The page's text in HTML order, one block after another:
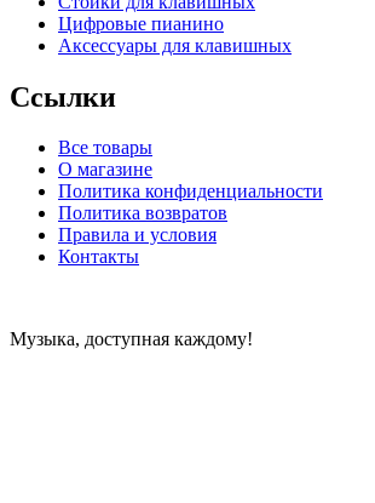
Цифровые пианино
Аксессуары для клавишных
Ссылки
Все товары
О магазине
Политика конфиденциальности
Политика возвратов
Правила и условия
Контакты
Музыка, доступная каждому!